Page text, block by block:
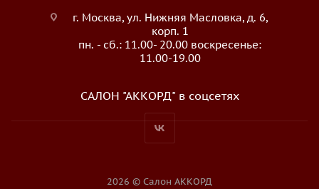
г. Москва, ул. Нижняя Масловка, д. 6,
корп. 1
пн. - сб.: 11.00- 20.00 воскресенье:
11.00-19.00
САЛОН "АККОРД" в соцсетях
2026 © Салон АККОРД